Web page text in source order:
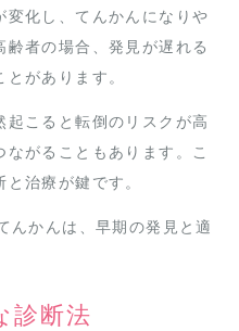
変化し、てんかんになりや
者の場合、発見が遅れる
があります。
こると転倒のリスクが高
がることもあります。こ
治療が鍵です。
んかんは、早期の発見と適
診断法